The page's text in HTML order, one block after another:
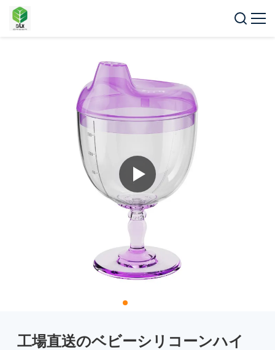
工場直送のベビーシリコーンハイ